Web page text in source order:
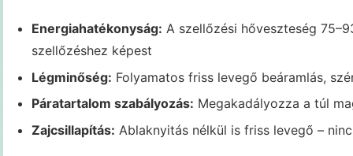
Energiahatékonyság: A szellőzési hőveszteség
szellőzéshez képest
Légminőség: Folyamatos friss levegő beáramlás,
Páratartalom szabályozás: Megakadályozza a túl
Zajcsillapítás: Ablaknyitás nélkül is friss levegő –